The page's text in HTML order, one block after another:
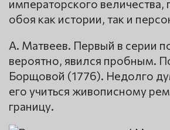
императорского
обоя как истории, так и
А. Матвеев. Первый в серии
вероятно, явился пробным.
Борщовой (1776). Недолго
его учиться живописному
границу.